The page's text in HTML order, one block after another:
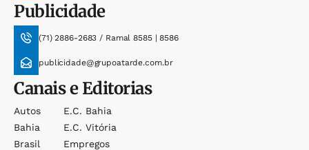
Publicidade
(71) 2886-2683 / Ramal 8585 | 8586
publicidade@grupoatarde.com.br
Canais e Editorias
Autos
Bahia
Brasil
E.c. Bahia
E.c. Vitória
Empregos